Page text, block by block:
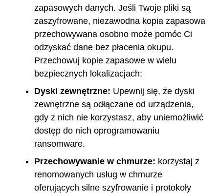
zapasowych danych. Jeśli Twoje pliki są
zaszyfrowane, niezawodna kopia zapasowa
przechowywana osobno może pomóc Ci
odzyskać dane bez płacenia okupu.
Przechowuj kopie zapasowe w wielu
bezpiecznych lokalizacjach:
Dyski zewnętrzne: Upewnij się, że dyski
zewnętrzne są odłączane od urządzenia,
gdy z nich nie korzystasz, aby uniemożliwić
dostęp do nich oprogramowaniu
ransomware.
Przechowywanie w chmurze: korzystaj z
renomowanych usług w chmurze
oferujących silne szyfrowanie i protokoły